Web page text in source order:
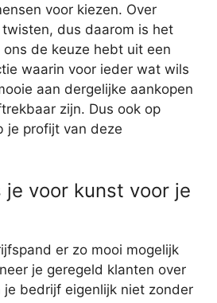
voor kiezen. Over
dus daarom is het
de keuze hebt uit een
waarin voor ieder wat wils
aan dergelijke aankopen
zijn. Dus ook op
je profijt van deze
je voor kunst voor je
er zo mooi mogelijk
je geregeld klanten over
bedrijf eigenlijk niet zonder